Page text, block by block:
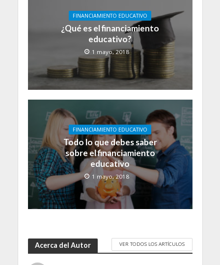
FINANCIAMIENTO EDUCATIVO
¿Qué es el financiamiento
educativo?
1 mayo, 2018
FINANCIAMIENTO EDUCATIVO
Todo lo que debes saber
sobre el financiamiento
educativo
1 mayo, 2018
Acerca del Autor VER TODOS LOS ARTÍCULOS